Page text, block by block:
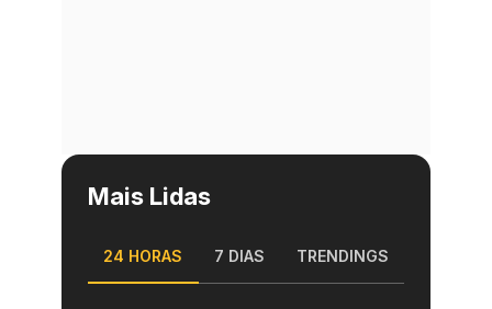
Mais Lidas
24 HORAS 7 DIAS TRENDINGS